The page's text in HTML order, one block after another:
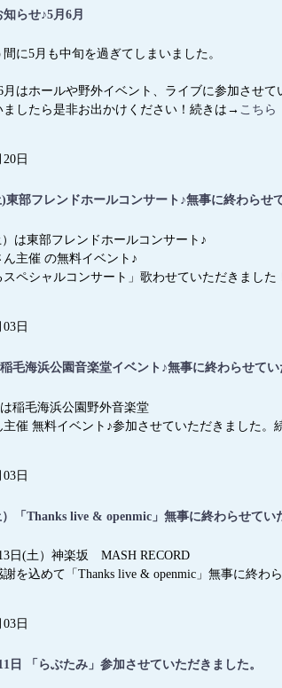
らせ♪5月6月
に5月も中旬を過ぎてしまいました。
月はホールや野外イベント、ライブに参加させて
ましたら是非お出かけください！続きは→ こちら
日
東部フレンドホールコンサート♪無事に終わらせ
は東部フレンドホールコンサート♪
主催 の無料イベント♪
スペシャルコンサート」歌わせていただきまし
日
毛海浜公園音楽堂イベント♪無事に終わらせてい
稲毛海浜公園野外音楽堂
主催 無料イベント♪参加させていただきました。
03日
「Thanks live & openmic」無事に終わらせてい
日(土）神楽坂 MASH RECORD
を込めて「Thanks live & openmic」無事に終わ
日
日 「らぶたみ」参加させていただきました。